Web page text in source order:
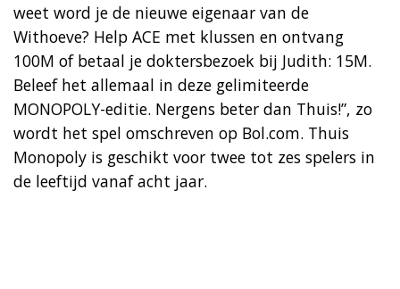
weet word je de nieuwe eigenaar van de
Withoeve? Help ACE met klussen en ontvang
100M of betaal je doktersbezoek bij Judith: 15M.
Beleef het allemaal in deze gelimiteerde
MONOPOLY-editie. Nergens beter dan Thuis!”, zo
wordt het spel omschreven op Bol.com. Thuis
Monopoly is geschikt voor twee tot zes spelers in
de leeftijd vanaf acht jaar.